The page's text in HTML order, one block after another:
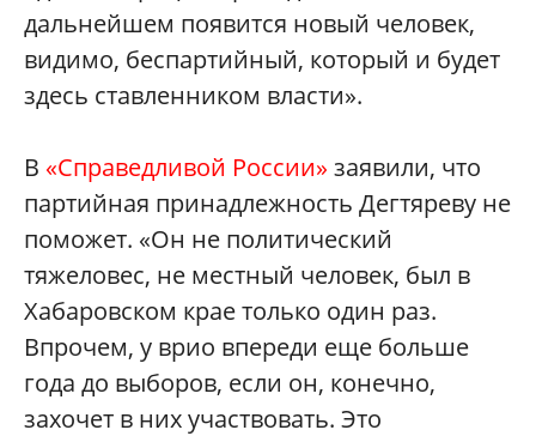
дальнейшем появится новый человек,
видимо, беспартийный, который и будет
здесь ставленником власти».
В «Справедливой России» заявили, что
партийная принадлежность Дегтяреву не
поможет. «Он не политический
тяжеловес, не местный человек, был в
Хабаровском крае только один раз.
Впрочем, у врио впереди еще больше
года до выборов, если он, конечно,
захочет в них участвовать. Это